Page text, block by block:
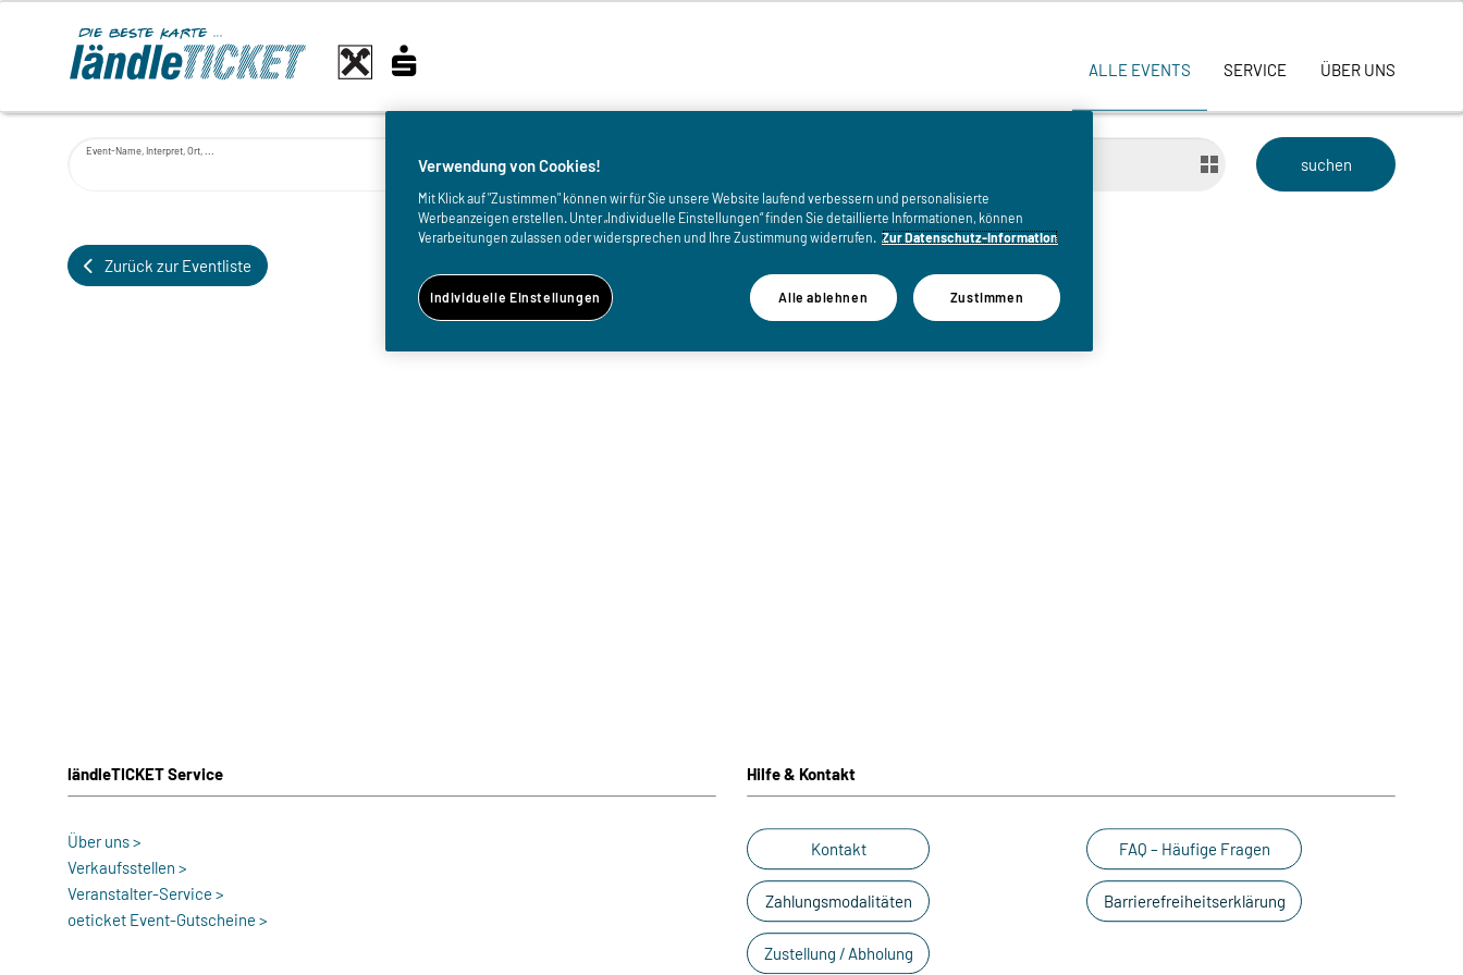
ALLE EVENTS SERVICE ÜBER UNS
Event-Name, Interpret, Ort, ...
Zurück zur Eventliste
ländleTICKET Service
Über uns >
Verkaufsstellen >
Veranstalter-Service >
oeticket Event-Gutscheine >
Hilfe & Kontakt
Kontakt
Zahlungsmodalitäten
Zustellung / Abholung
FAQ – Häufige Fragen
Barrierefreiheitserklärung
Verwendung von Cookies!
Mit Klick auf "Zustimmen" können wir für Sie unsere Website laufend verbessern und personalisierte
Werbeanzeigen erstellen. Unter „Individuelle Einstellungen“ finden Sie detaillierte Informationen, können
Verarbeitungen zulassen oder widersprechen und Ihre Zustimmung widerrufen. Zur Datenschutz-Information
Alle ablehnen Zustimmen
Individuelle Einstellungen